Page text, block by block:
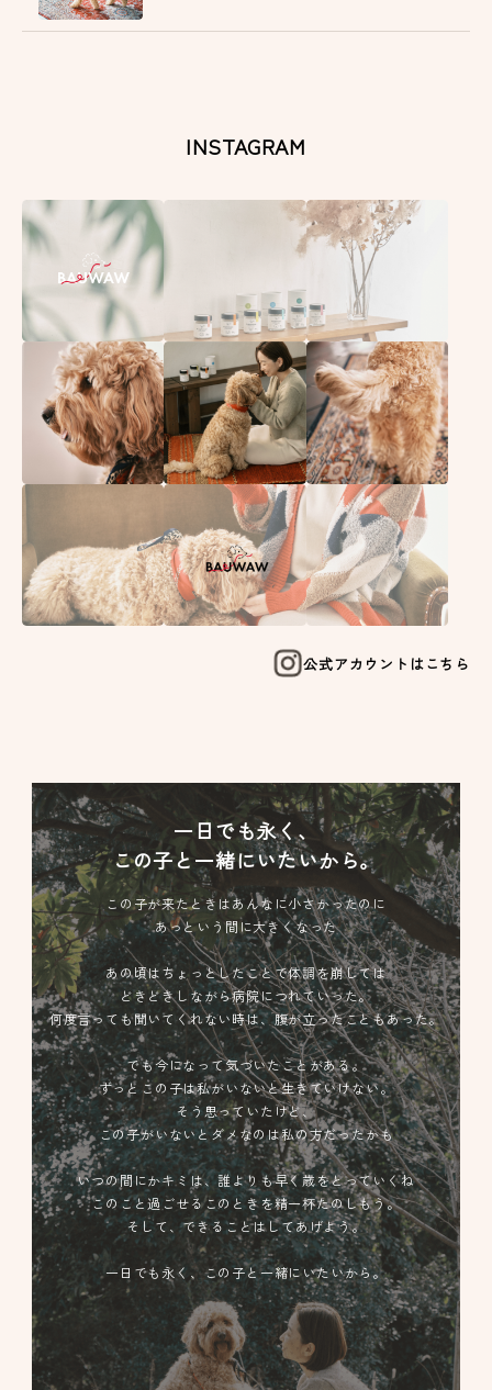
INSTAGRAM
公式アカウントはこちら
一日でも永く、
この子と一緒にいたいから。
この子が来たときはあんなに小さかったのに
あっという間に大きくなった
あの頃はちょっとしたことで体調を崩しては
どきどきしながら病院につれていった。
何度言っても聞いてくれない時は、腹が立ったこともあった。
でも今になって気づいたことがある。
ずっとこの子は私がいないと生きていけない。
そう思っていたけど、
この子がいないとダメなのは私の方だったかも
いつの間にかキミは、誰よりも早く歳をとっていくね
このこと過ごせるこのときを精一杯たのしもう。
そして、できることはしてあげよう。
一日でも永く、この子と一緒にいたいから。